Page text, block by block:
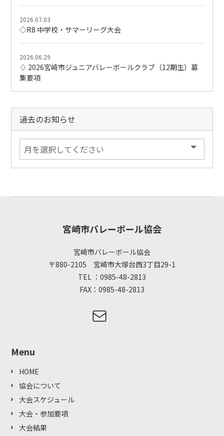
2026.07.03
◇R8 中学校・サマーリーグ大会
2026.06.29
♢ 2026宮崎市ジュニアバレーボールクラブ（12期生）募
集要項
過去のお知らせ
宮崎市バレーボール協会
宮崎市バレーボール協会
〒880-2105 宮崎市大塚台西3丁目29-1
TEL ：0985-48-2813
FAX：0985-48-2813
Menu
HOME
協会について
大会スケジュール
大会・参加要項
大会結果